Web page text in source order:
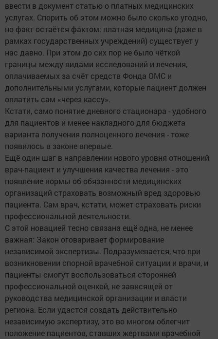
ввести в документ статью о платных медицинских
услугах. Спорить об этом можно было сколько угодно,
но факт остаётся фактом: платная медицина (даже в
рамках государственных учреждений) существует у
нас давно. При этом до сих пор не было чёткой
границы между видами исследований и лечения,
оплачиваемых за счёт средств Фонда ОМС и
дополнительными услугами, которые пациент должен
оплатить сам «через кассу».
Кстати, само понятие дневного стационара - удобного
для пациентов и менее накладного для бюджета
варианта получения полноценного лечения - тоже
появилось в законе впервые.
Ещё один шаг в направлении нового уровня отношений
врач-пациент и улучшения качества лечения - это
появление нормы об обязанности медицинских
организаций страховать возможный вред здоровью
пациента. Сам врач, кстати, может страховать риски
профессиональной деятельности.
С этой новацией тесно связана ещё одна, не менее
важная: Закон оговаривает формирование
независимой экспертизы. Подразумевается, что при
возникновении спорной врачебной ситуации и врачи, и
пациенты смогут воспользоваться сторонней
профессиональной оценкой, не зависящей от
руководства медицинской организации и власти
региона. Если удастся создать действительно
независимую экспертизу, это во многом облегчит
положение пациентов, ставших жертвами врачебной